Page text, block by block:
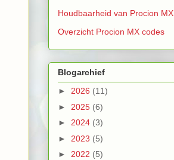
Houdbaarheid van Procion MX
Overzicht Procion MX codes
Blogarchief
► 2026 (11)
► 2025 (6)
► 2024 (3)
► 2023 (5)
► 2022 (5)